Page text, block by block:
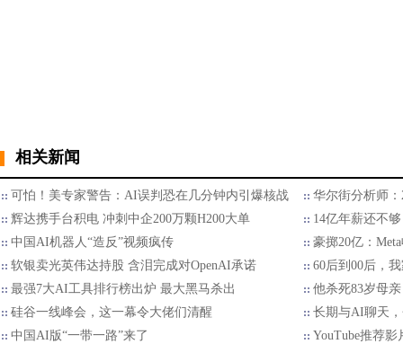
相关新闻
可怕！美专家警告：AI误判恐在几分钟内引爆核战
华尔街分析师
辉达携手台积电 冲刺中企200万颗H200大单
14亿年薪还不
中国AI机器人“造反”视频疯传
豪掷20亿：
软银卖光英伟达持股 含泪完成对OpenAI承诺
60后到00后，
最强7大AI工具排行榜出炉 最大黑马杀出
他杀死83岁母
硅谷一线峰会，这一幕令大佬们清醒
长期与AI聊天
中国AI版“一带一路”来了
YouTube推荐影